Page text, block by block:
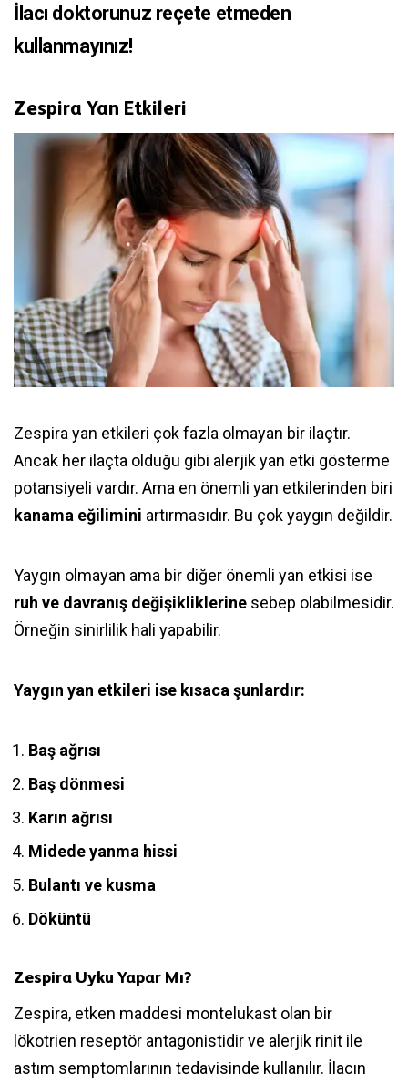
İlacı doktorunuz reçete etmeden
kullanmayınız!
Zespira Yan Etkileri
Zespira yan etkileri çok fazla olmayan bir ilaçtır.
Ancak her ilaçta olduğu gibi alerjik yan etki gösterme
potansiyeli vardır. Ama en önemli yan etkilerinden biri
kanama eğilimini artırmasıdır. Bu çok yaygın değildir.
Yaygın olmayan ama bir diğer önemli yan etkisi ise
ruh ve davranış değişikliklerine sebep olabilmesidir.
Örneğin sinirlilik hali yapabilir.
Yaygın yan etkileri ise kısaca şunlardır:
Baş ağrısı
Baş dönmesi
Karın ağrısı
Midede yanma hissi
Bulantı ve kusma
Döküntü
Zespira Uyku Yapar Mı?
Zespira, etken maddesi montelukast olan bir
lökotrien reseptör antagonistidir ve alerjik rinit ile
astım semptomlarının tedavisinde kullanılır. İlacın